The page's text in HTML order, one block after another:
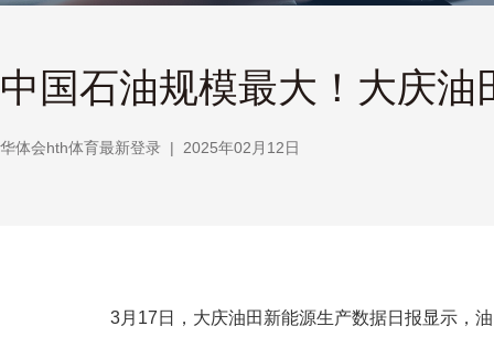
中国石油规模最大！大庆
华体会hth体育最新登录 | 2025年02月12日
3月17日，大庆油田新能源生产数据日报显示，